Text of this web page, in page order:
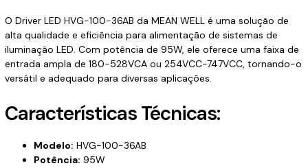
O Driver LED HVG-100-36AB da MEAN WELL é uma solução de
alta qualidade e eficiência para alimentação de sistemas de
iluminação LED. Com potência de 95W, ele oferece uma faixa de
entrada ampla de 180-528VCA ou 254VCC-747VCC, tornando-o
versátil e adequado para diversas aplicações.
Características Técnicas:
Modelo: HVG-100-36AB
Potência: 95W